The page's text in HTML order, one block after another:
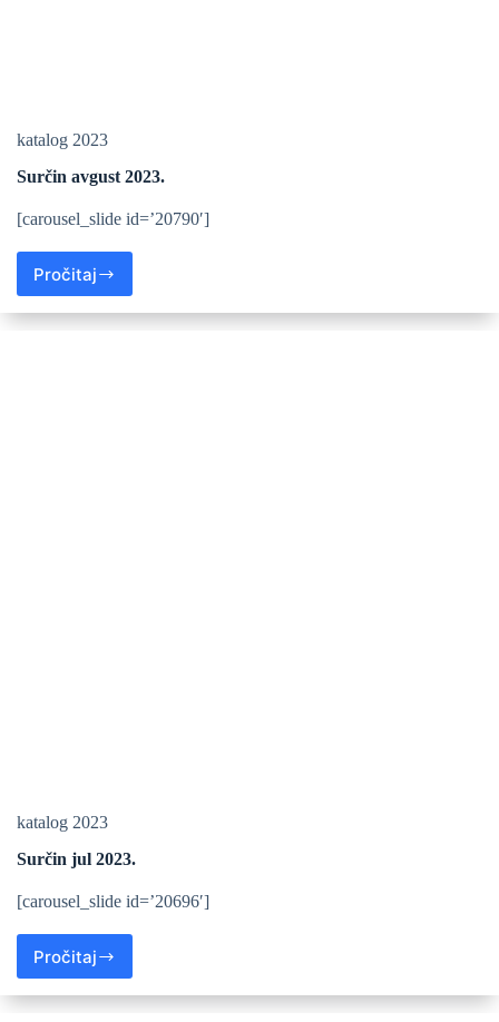
katalog 2023
Surčin avgust 2023.
[carousel_slide id=’20790′]
Pročitaj
katalog 2023
Surčin jul 2023.
[carousel_slide id=’20696′]
Pročitaj